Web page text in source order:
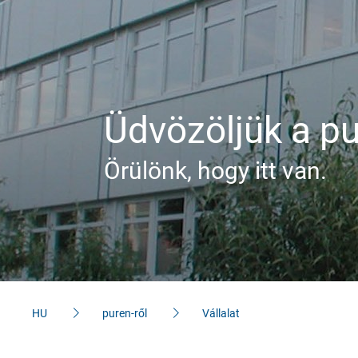
Hivatkozasok
Kapcsolat-
felvétel
Kapcsolattartó
személyek
Kapcsolatfelvételi
űrlap
Impresszum
Üdvözöljük a
Örülönk, hogy itt van.
HU puren-ről Vállalat